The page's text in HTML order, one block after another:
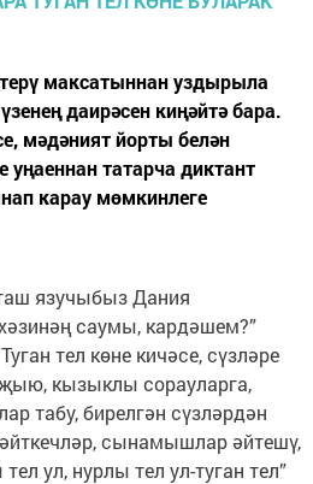
максатыннан уздырыла
даирәсен киңәйтә бара.
мәдәният йорты белән
уңаеннан татарча диктант
карау мөмкинлеге
язучыбыз Дания
саумы, кардәшем?”
тел көне кичәсе, сүзләре
кызыклы сорауларга,
табу, бирелгән сүзләрдән
сынамышлар әйтешү,
ул, нурлы тел ул-туган тел”